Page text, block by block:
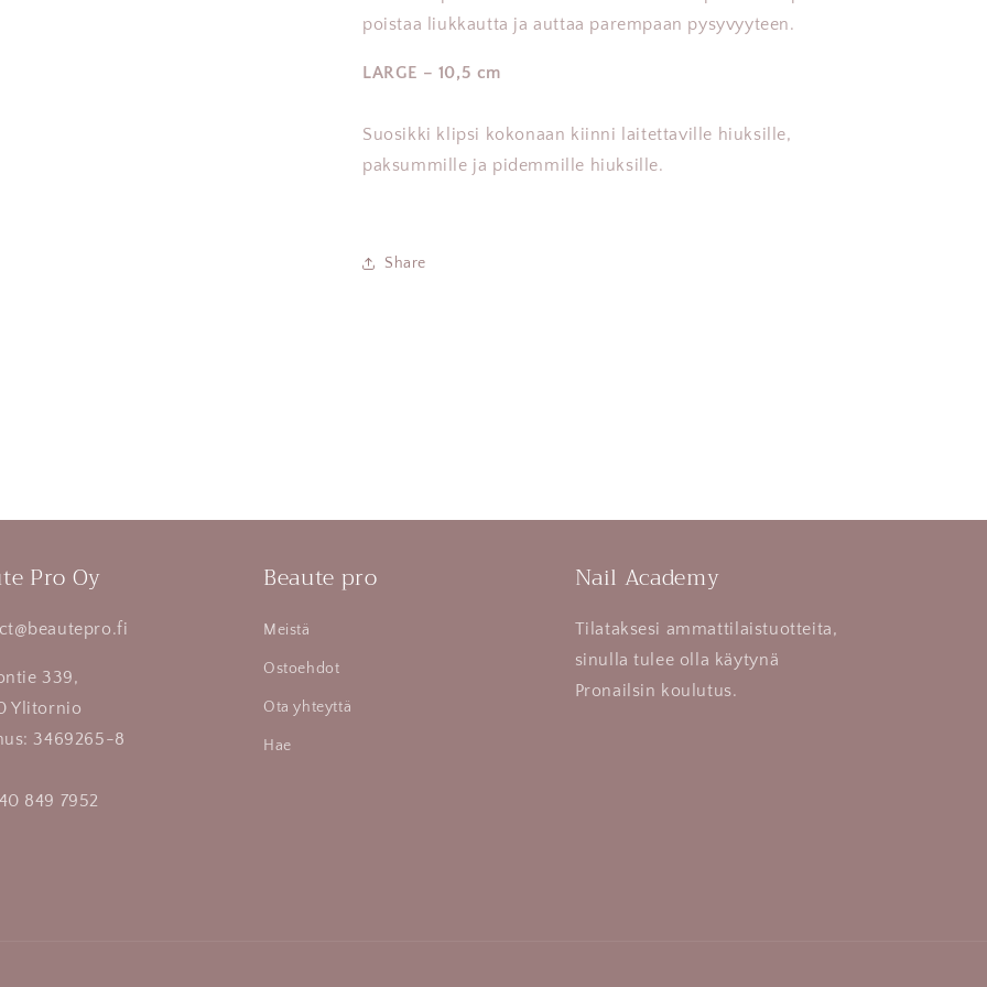
poistaa liukkautta ja auttaa parempaan pysyvyyteen.
LARGE – 10,5 cm
Suosikki klipsi kokonaan kiinni laitettaville hiuksille,
paksummille ja pidemmille hiuksille.
Share
Pro Oy
339,
Ylitornio
3469265-8
849 7952
Beaute pro
Meistä
Ostoehdot
Ota yhteyttä
Hae
Nail Academy
Tilataksesi ammattilaistuotteita,
sinulla tulee olla käytynä
Pronailsin koulutus.